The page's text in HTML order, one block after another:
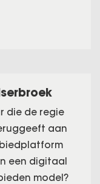
die de regie
aan
biedplatform
een digitaal
model?